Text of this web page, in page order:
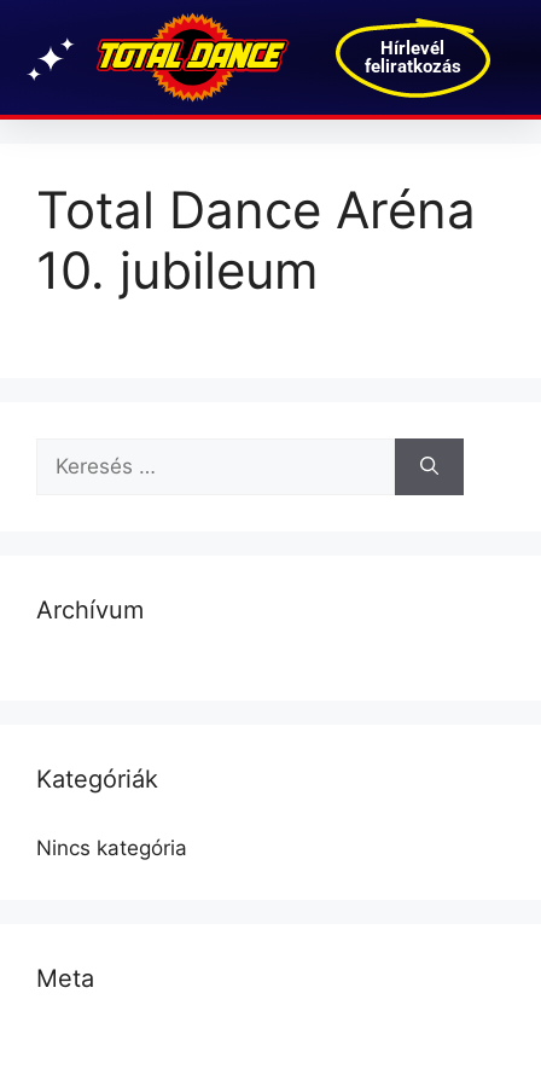
Hírlevél
feliratkozás
Total Dance Aréna
10. jubileum
Archívum
Kategóriák
Nincs kategória
Meta